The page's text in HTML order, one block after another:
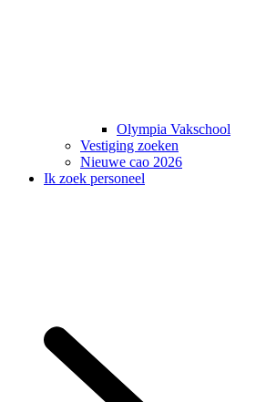
Olympia Vakschool
Vestiging zoeken
Nieuwe cao 2026
Ik zoek personeel